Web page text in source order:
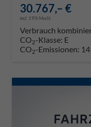
30.767,– €
incl. 19% MwSt.
Verbrauch
CO2-Klasse: E
CO2-Emissionen: